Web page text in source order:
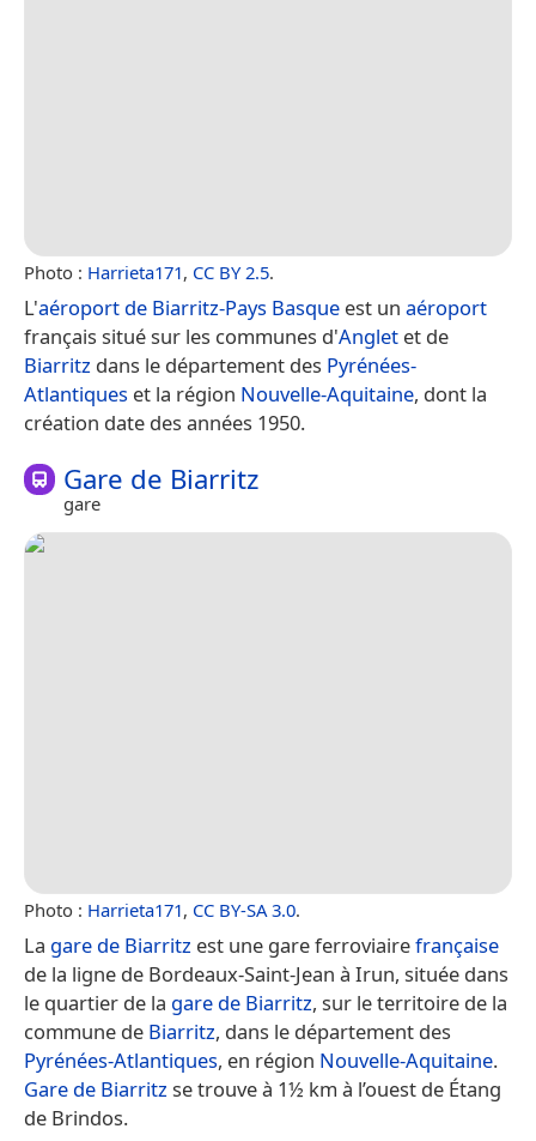
Photo : Harrieta171, CC BY 2.5.
L'aéroport de Biarritz-Pays Basque est un aéroport
français situé sur les communes d'Anglet et de
Biarritz dans le département des Pyrénées-
Atlantiques et la région Nouvelle-Aquitaine, dont la
création date des années 1950.
Gare de Biarritz
gare
Photo : Harrieta171, CC BY-SA 3.0.
La gare de Biarritz est une gare ferroviairefrançaise
de la ligne de Bordeaux-Saint-Jean à Irun, située dans
le quartier de la gare de Biarritz, sur le territoire de la
commune de Biarritz, dans le département des
Pyrénées-Atlantiques, en région Nouvelle-Aquitaine.
Gare de Biarritzse trouve à 1½ km à l’ouest de Étang
de Brindos.